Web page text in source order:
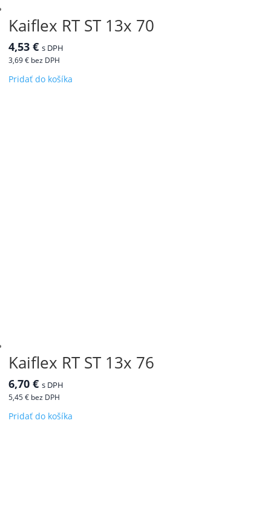
Kaiflex RT ST 13x 70
4,53 € s DPH
3,69€ bez DPH
Pridať do košíka
Kaiflex RT ST 13x 76
6,70 € s DPH
5,45€ bez DPH
Pridať do košíka